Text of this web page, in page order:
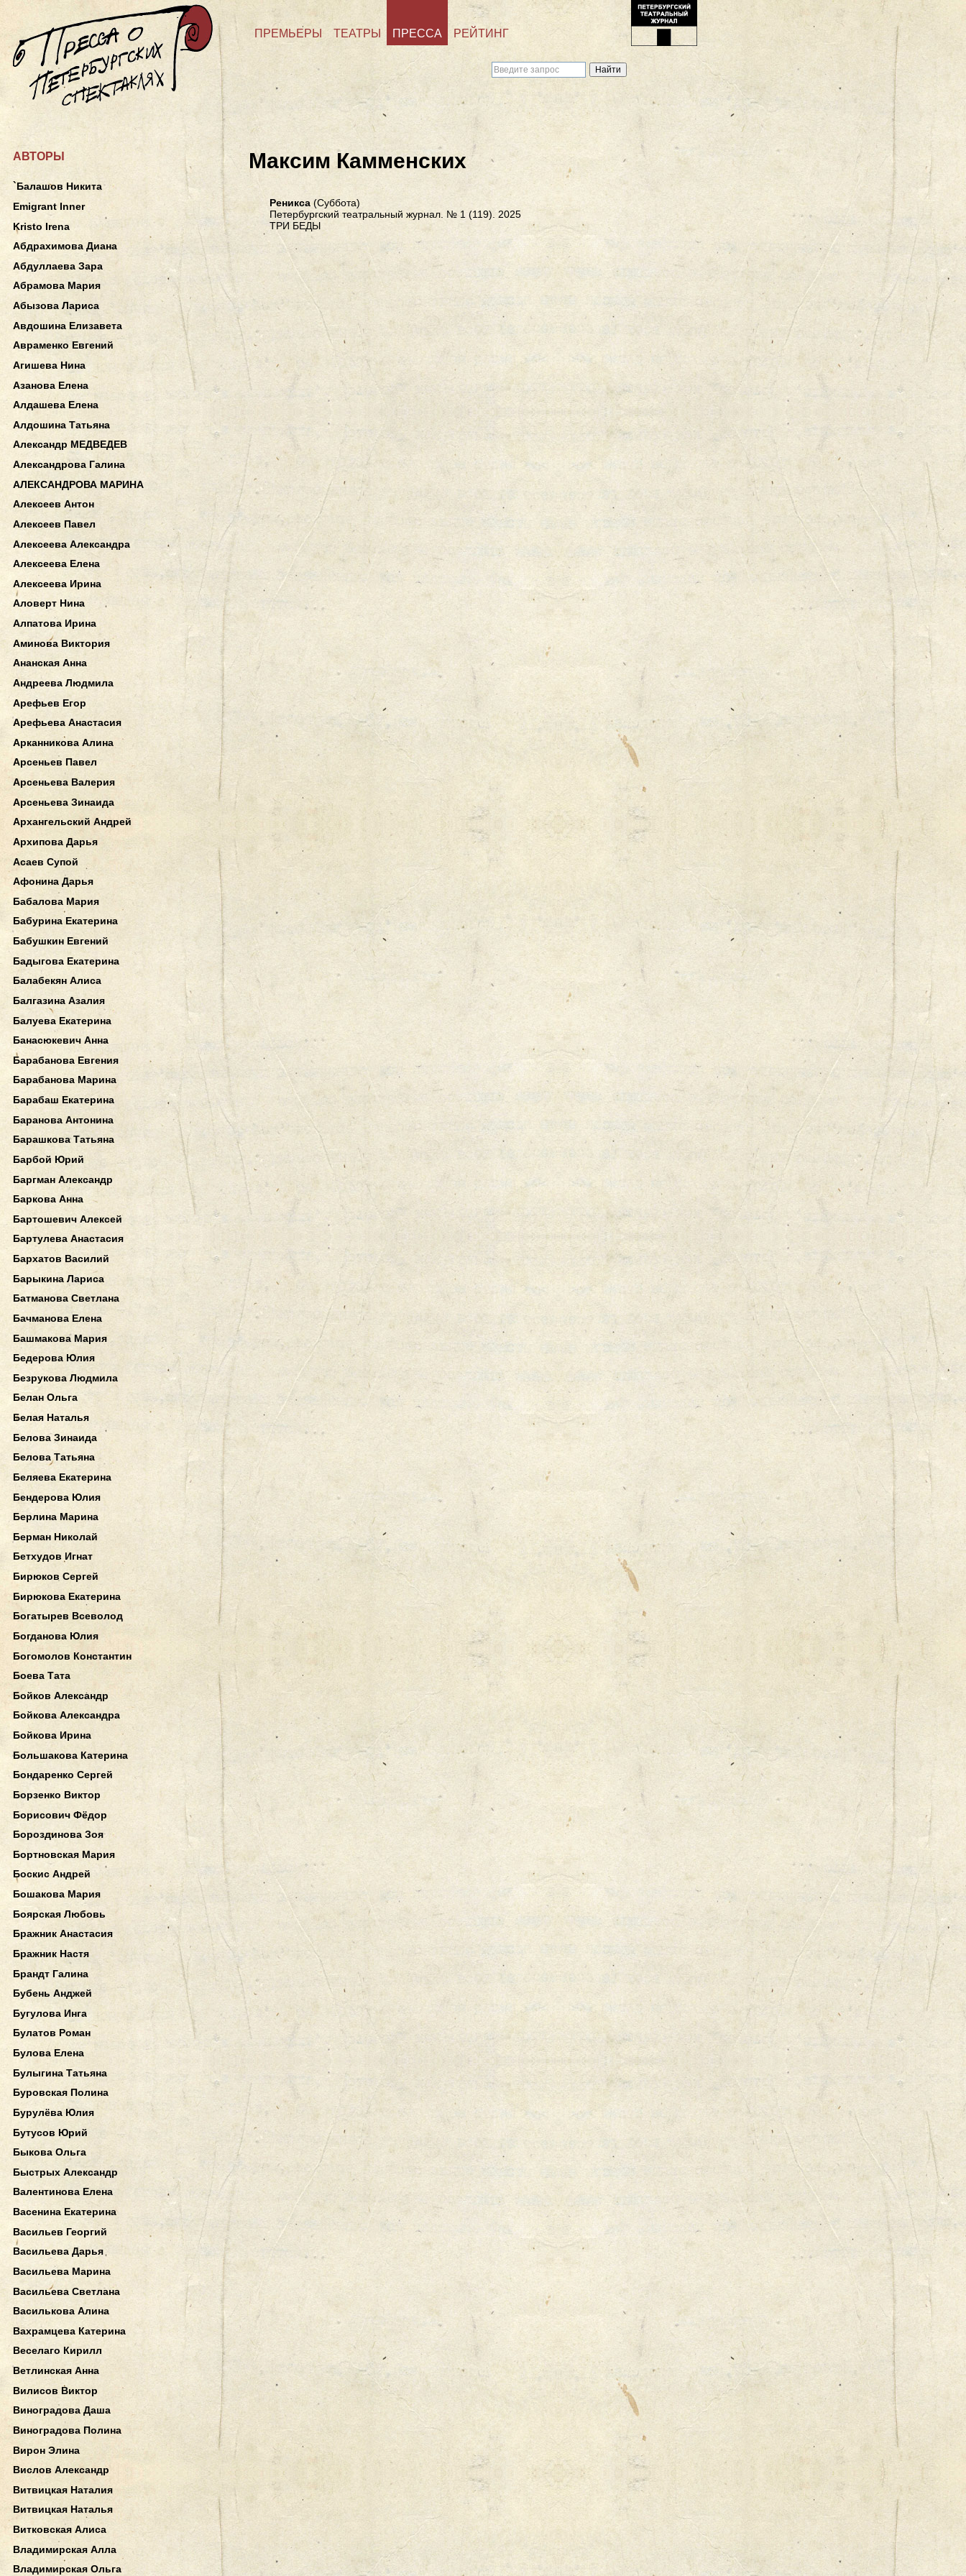
ПРЕМЬЕРЫ ТЕАТРЫ ПРЕССА РЕЙТИНГ
Максим Камменских
Реникса(Суббота)
Петербургский театральный журнал. № 1 (119). 2025
ТРИ БЕДЫ
АВТОРЫ
`Балашов Никита
Emigrant Inner
Kristo Irena
Абдрахимова Диана
Абдуллаева Зара
Абрамова Мария
Абызова Лариса
Авдошина Елизавета
Авраменко Евгений
Агишева Нина
Азанова Елена
Алдашева Елена
Алдошина Татьяна
Александр МЕДВЕДЕВ
Александрова Галина
АЛЕКСАНДРОВА МАРИНА
Алексеев Антон
Алексеев Павел
Алексеева Александра
Алексеева Елена
Алексеева Ирина
Аловерт Нина
Алпатова Ирина
Аминова Виктория
Ананская Анна
Андреева Людмила
Арефьев Егор
Арефьева Анастасия
Арканникова Алина
Арсеньев Павел
Арсеньева Валерия
Арсеньева Зинаида
Архангельский Андрей
Архипова Дарья
Асаев Супой
Афонина Дарья
Бабалова Мария
Бабурина Екатерина
Бабушкин Евгений
Бадыгова Екатерина
Балабекян Алиса
Балгазина Азалия
Балуева Екатерина
Банасюкевич Анна
Барабанова Евгения
Барабанова Марина
Барабаш Екатерина
Баранова Антонина
Барашкова Татьяна
Барбой Юрий
Баргман Александр
Баркова Анна
Бартошевич Алексей
Бартулева Анастасия
Бархатов Василий
Барыкина Лариса
Батманова Светлана
Бачманова Елена
Башмакова Мария
Бедерова Юлия
Безрукова Людмила
Белан Ольга
Белая Наталья
Белова Зинаида
Белова Татьяна
Беляева Екатерина
Бендерова Юлия
Берлина Марина
Берман Николай
Бетхудов Игнат
Бирюков Сергей
Бирюкова Екатерина
Богатырев Всеволод
Богданова Юлия
Богомолов Константин
Боева Тата
Бойков Александр
Бойкова Александра
Бойкова Ирина
Большакова Катерина
Бондаренко Сергей
Борзенко Виктор
Борисович Фёдор
Бороздинова Зоя
Бортновская Мария
Боскис Андрей
Бошакова Мария
Боярская Любовь
Бражник Анастасия
Бражник Настя
Брандт Галина
Бубень Анджей
Бугулова Инга
Булатов Роман
Булова Елена
Булыгина Татьяна
Буровская Полина
Бурулёва Юлия
Бутусов Юрий
Быкова Ольга
Быстрых Александр
Валентинова Елена
Васенина Екатерина
Васильев Георгий
Васильева Дарья
Васильева Марина
Васильева Светлана
Василькова Алина
Вахрамцева Катерина
Веселаго Кирилл
Ветлинская Анна
Вилисов Виктор
Виноградова Даша
Виноградова Полина
Вирон Элина
Вислов Александр
Витвицкая Наталия
Витвицкая Наталья
Витковская Алиса
Владимирская Алла
Владимирская Ольга